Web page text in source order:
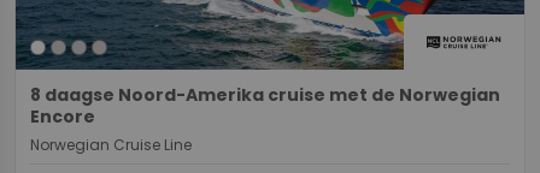
8 daagse Noord-Amerika cruise met de Norwegian
Encore
Norwegian Cruise Line